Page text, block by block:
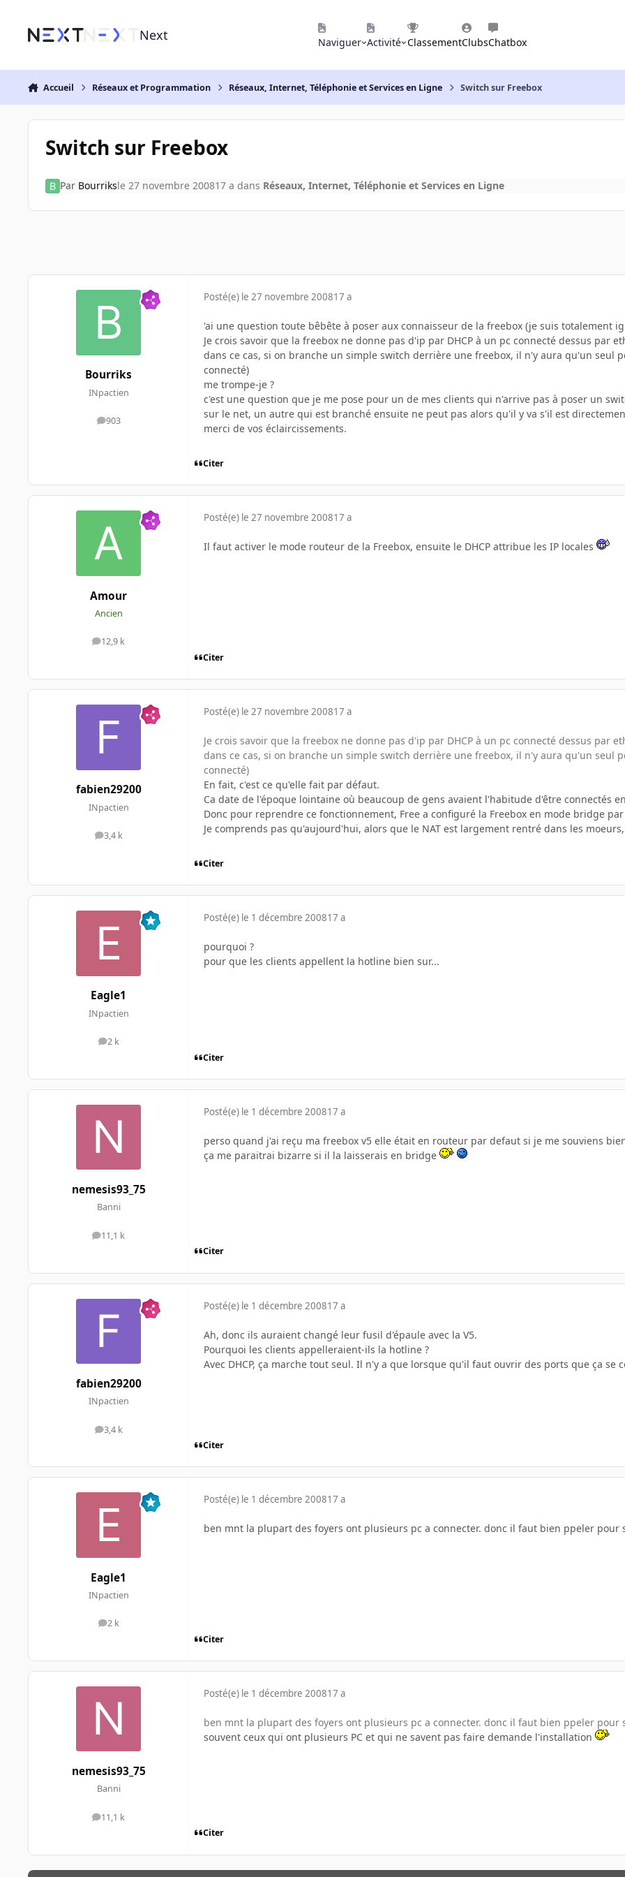
Next Naviguer Activité ClassementClubsChatbox
Accueil Réseaux et Programmation Réseaux, Internet, Téléphonie et Services en Ligne Switch sur Freebox
Switch sur Freebox
Par Bourriksle 27 novembre 200817 a dans Réseaux, Internet, Téléphonie et Services en Ligne
Bourriks
INpactien
903
messages
Posté(e) le 27 novembre 200817 a
'ai une question toute bêbête à poser aux connaisseur de la freebox (je suis totalement
Je crois savoir que la freebox ne donne pas d'ip par DHCP à un pc connecté dessus par
dans ce cas, si on branche un simple switch derrière une freebox, il n'y aura qu'un seul
connecté)
me trompe-je ?
c'est une question que je me pose pour un de mes clients qui n'arrive pas à poser un
sur le net, un autre qui est branché ensuite ne peut pas alors qu'il y va s'il est
merci de vos éclaircissements.
Citer
Amour
Ancien
12,9 k
messages
Posté(e) le 27 novembre 200817 a
Il faut activer le mode routeur de la Freebox, ensuite le DHCP attribue les IP locales
Citer
fabien29200
INpactien
3,4 k
messages
Posté(e) le 27 novembre 200817 a
Je crois savoir que la freebox ne donne pas d'ip par DHCP à un pc connecté dessus par
dans ce cas, si on branche un simple switch derrière une freebox, il n'y aura qu'un seul
connecté)
En fait, c'est ce qu'elle fait par défaut.
Ca date de l'époque lointaine où beaucoup de gens avaient l'habitude d'être connectés
Donc pour reprendre ce fonctionnement, Free a configuré la Freebox en mode bridge
Je comprends pas qu'aujourd'hui, alors que le NAT est largement rentré dans les
Citer
Eagle1
INpactien
2 k
messages
Posté(e) le 1 décembre 200817 a
pourquoi ?
pour que les clients appellent la hotline bien sur...
Citer
nemesis93_75
Banni
11,1 k
messages
Posté(e) le 1 décembre 200817 a
perso quand j'ai reçu ma freebox v5 elle était en routeur par defaut si je me souviens
ça me paraitrai bizarre si il la laisserais en bridge
Citer
fabien29200
INpactien
3,4 k
messages
Posté(e) le 1 décembre 200817 a
Ah, donc ils auraient changé leur fusil d'épaule avec la V5.
Pourquoi les clients appelleraient-ils la hotline ?
Avec DHCP, ça marche tout seul. Il n'y a que lorsque qu'il faut ouvrir des ports que ça se
Citer
Eagle1
INpactien
2 k
messages
Posté(e) le 1 décembre 200817 a
ben mnt la plupart des foyers ont plusieurs pc a connecter. donc il faut bien ppeler pour
Citer
nemesis93_75
Banni
11,1 k
messages
Posté(e) le 1 décembre 200817 a
ben mnt la plupart des foyers ont plusieurs pc a connecter. donc il faut bien ppeler pour
souvent ceux qui ont plusieurs PC et qui ne savent pas faire demande l'installation
Citer